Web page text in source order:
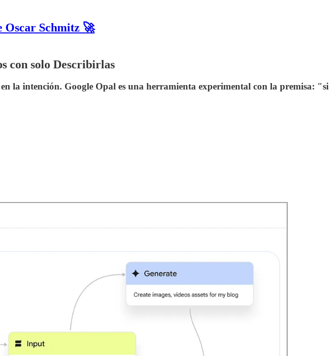
Oscar Schmitz 🚀
con solo Describirlas
la intención. Google Opal es una herramienta experimental con la premisa: "si